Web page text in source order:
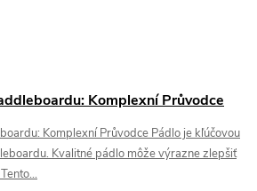
Komplexní Průvodce
Komplexní Průvodce Pádlo je kľúčovou
Kvalitné pádlo môže výrazne zlepšiť